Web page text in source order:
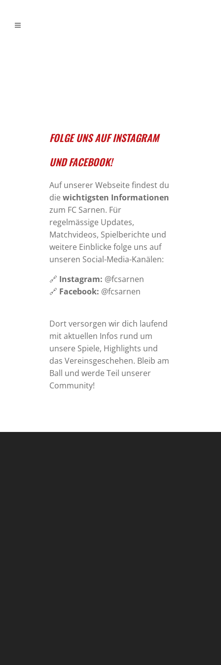
FOLGE UNS AUF INSTAGRAM
UND FACEBOOK!
Auf unserer Webseite findest du
die wichtigsten Informationen
zum FC Sarnen. Für
regelmässige Updates,
Matchvideos, Spielberichte und
weitere Einblicke folge uns auf
unseren Social-Media-Kanälen:
🔗 Instagram: @fcsarnen
🔗 Facebook: @fcsarnen
Dort versorgen wir dich laufend
mit aktuellen Infos rund um
unsere Spiele, Highlights und
das Vereinsgeschehen. Bleib am
Ball und werde Teil unserer
Community!